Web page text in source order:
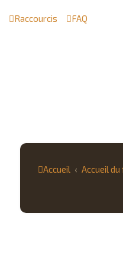
Raccourcis FAQ
Accueil Accueil